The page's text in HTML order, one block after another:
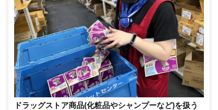
ドラッグストア商品(化粧品やシャンプーなど)を扱う